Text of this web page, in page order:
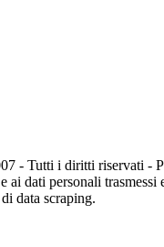
- Tutti i diritti riservati -
ai dati personali
data scraping.